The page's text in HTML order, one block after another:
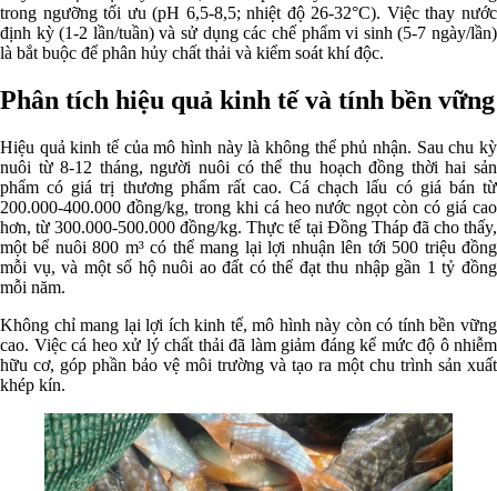
trong ngưỡng tối ưu (pH 6,5-8,5; nhiệt độ 26-32°C). Việc thay nước
định kỳ (1-2 lần/tuần) và sử dụng các chế phẩm vi sinh (5-7 ngày/lần)
là bắt buộc để phân hủy chất thải và kiểm soát khí độc.
Phân tích hiệu quả kinh tế và tính bền vững
Hiệu quả kinh tế của mô hình này là không thể phủ nhận. Sau chu kỳ
nuôi từ 8-12 tháng, người nuôi có thể thu hoạch đồng thời hai sản
phẩm có giá trị thương phẩm rất cao. Cá chạch lấu có giá bán từ
200.000-400.000 đồng/kg, trong khi cá heo nước ngọt còn có giá cao
hơn, từ 300.000-500.000 đồng/kg. Thực tế tại Đồng Tháp đã cho thấy,
một bể nuôi 800 m³ có thể mang lại lợi nhuận lên tới 500 triệu đồng
mỗi vụ, và một số hộ nuôi ao đất có thể đạt thu nhập gần 1 tỷ đồng
mỗi năm.
Không chỉ mang lại lợi ích kinh tế, mô hình này còn có tính bền vững
cao. Việc cá heo xử lý chất thải đã làm giảm đáng kể mức độ ô nhiễm
hữu cơ, góp phần bảo vệ môi trường và tạo ra một chu trình sản xuất
khép kín.